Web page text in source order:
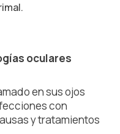
oculares
en sus ojos
con
y tratamientos